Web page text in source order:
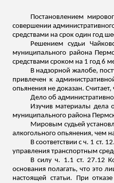
Постановлением
совершении
средствами на срок один год
Решением судьи
муниципального района
средствами сроком на 1 год 6
В надзорной жалобе,
привлечен к
опьянения не доказан.
Дело об
Изучив материалы дела
муниципального района
Мировым судьей
алкогольного опьянения, чем
В соответствии с ч. 1 ст.
управления транспортным
В силу ч. 1.1 ст. 27.12
основания полагать, что это
настоящей статьи. При